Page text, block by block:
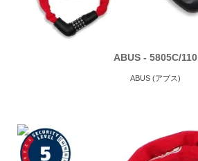
ABUS - 5805C/110
ABUS (アブス)